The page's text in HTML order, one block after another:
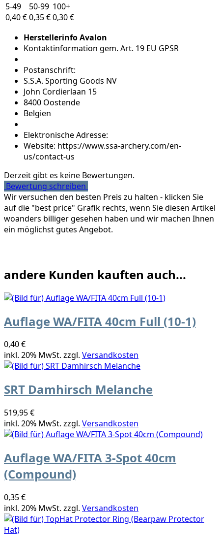
5-49
0,40 €
50-99
0,35 €
100+
0,30 €
Herstellerinfo Avalon
Kontaktinformation gem. Art. 19 EU GPSR
Postanschrift:
S.S.A. Sporting Goods NV
John Cordierlaan 15
8400 Oostende
Belgien
Elektronische Adresse:
Website: https://www.ssa-archery.com/en-
us/contact-us
Derzeit gibt es keine Bewertungen.
Bewertung schreiben
Wir versuchen den besten Preis zu halten - klicken Sie
auf die "best price" Grafik rechts, wenn Sie diesen Artikel
woanders billiger gesehen haben und wir machen Ihnen
ein möglichst gutes Angebot.
andere Kunden kauften auch...
Auflage WA/FITA 40cm Full (10-1)
0,40 €
inkl. 20% MwSt. zzgl. Versandkosten
SRT Damhirsch Melanche
519,95 €
inkl. 20% MwSt. zzgl. Versandkosten
Auflage WA/FITA 3-Spot 40cm
(Compound)
0,35 €
inkl. 20% MwSt. zzgl. Versandkosten